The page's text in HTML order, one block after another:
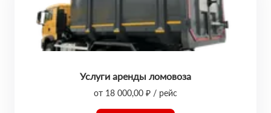
Услуги аренды ломовоза
от 18 000,00 ₽ / рейс